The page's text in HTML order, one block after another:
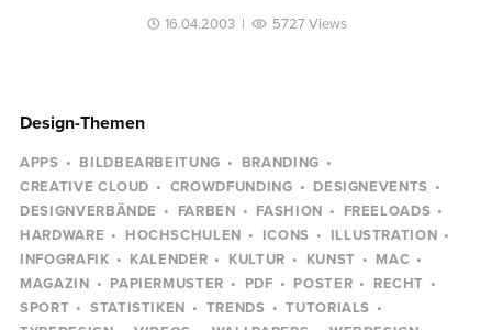
16.04.2003| 5727 Views
Design-Themen
APPS BILDBEARBEITUNG
BRANDING
CREATIVE CLOUD
CROWDFUNDING
DESIGNEVENTS
DESIGNVERBÄNDE
FARBEN FASHION
FREELOADS
HARDWARE
HOCHSCHULEN ICONS
ILLUSTRATION
INFOGRAFIK
KALENDER KULTUR KUNST
MAC
MAGAZIN
PAPIERMUSTER PDF POSTER
RECHT
SPORT
STATISTIKEN TRENDS
TUTORIALS